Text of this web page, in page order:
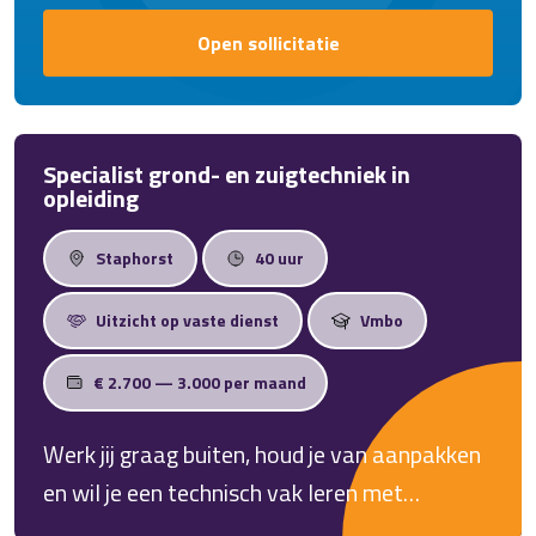
Open sollicitatie
Specialist grond- en zuigtechniek in
opleiding
Staphorst 40 uur
Uitzicht op vaste dienst Vmbo
€ 2.700 — 3.000 per maand
Werk jij graag buiten, houd je van aanpakken
en wil je een technisch vak leren met